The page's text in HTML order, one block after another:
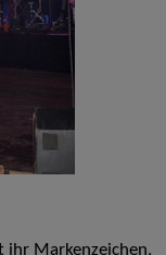
ihr Markenzeichen,